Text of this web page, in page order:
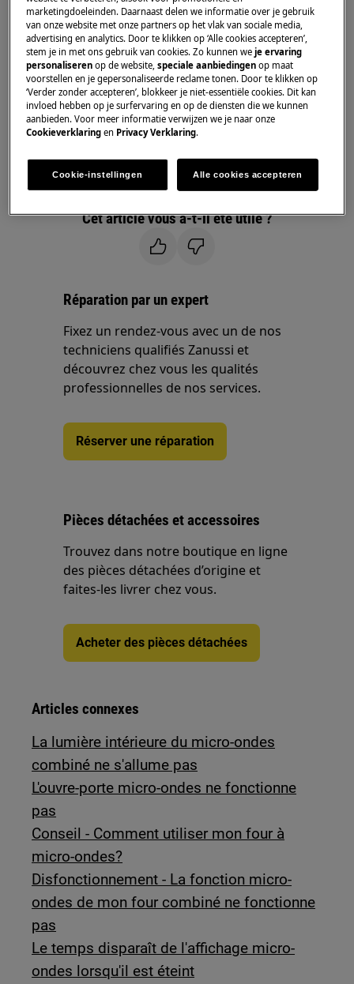
Micro-ondes combiné
Solution
Veuillez contacter notre service après-
vente pour un rendez-vous.
problème, nous vous recommandons de
demander la visite d'un technicien.
Cet article vous a-t-il été utile ?
Réparation par un expert
Fixez un rendez-vous avec un de nos
techniciens qualifiés Zanussi et
découvrez chez vous les qualités
professionnelles de nos services.
Réserver une réparation
Pièces détachées et accessoires
Trouvez dans notre boutique en ligne
des pièces détachées d’origine et
faites-les livrer chez vous.
Acheter des pièces détachées
Articles connexes
La lumière intérieure du micro-ondes
combiné ne s'allume pas
L'ouvre-porte micro-ondes ne fonctionne
pas
Conseil - Comment utiliser mon four à
micro-ondes?
Disfonctionnement - La fonction micro-
ondes de mon four combiné ne fonctionne
pas
Le temps disparaît de l'affichage micro-
ondes lorsqu'il est éteint
marketingdoeleinden. Daarnaast delen we informatie over je gebruik
van onze website met onze partners op het vlak van sociale media,
advertising en analytics. Door te klikken op ‘Alle cookies accepteren’,
stem je in met ons gebruik van cookies. Zo kunnen weje ervaring
personaliseren op de website,speciale aanbiedingen op maat
voorstellen en je gepersonaliseerde reclame tonen. Door te klikken op
‘Verder zonder accepteren’, blokkeer je niet-essentiële cookies. Dit kan
invloed hebben op je surfervaring en op de diensten die we kunnen
aanbieden. Voor meer informatie verwijzen we je naar onze
Cookieverklaring en Privacy Verklaring.
Cookie-instellingen Alle cookies accepteren